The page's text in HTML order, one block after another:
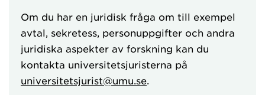
Om du har en juridisk fråga om till exempel
avtal, sekretess, personuppgifter och andra
juridiska aspekter av forskning kan du
kontakta universitetsjuristerna på
universitetsjurist@umu.se.